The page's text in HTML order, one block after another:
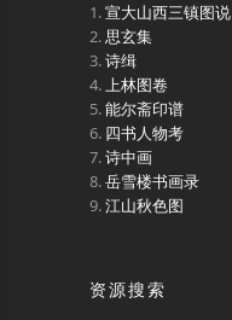
宣大山西三镇图说
思玄集
诗缉
上林图卷
能尔斋印谱
四书人物考
诗中画
岳雪楼书画录
江山秋色图
资源搜索